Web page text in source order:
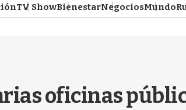
TV ShowBienestarNegociosMundo
oficinas